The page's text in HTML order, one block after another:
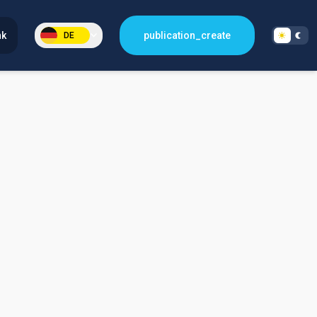
DE publication_create